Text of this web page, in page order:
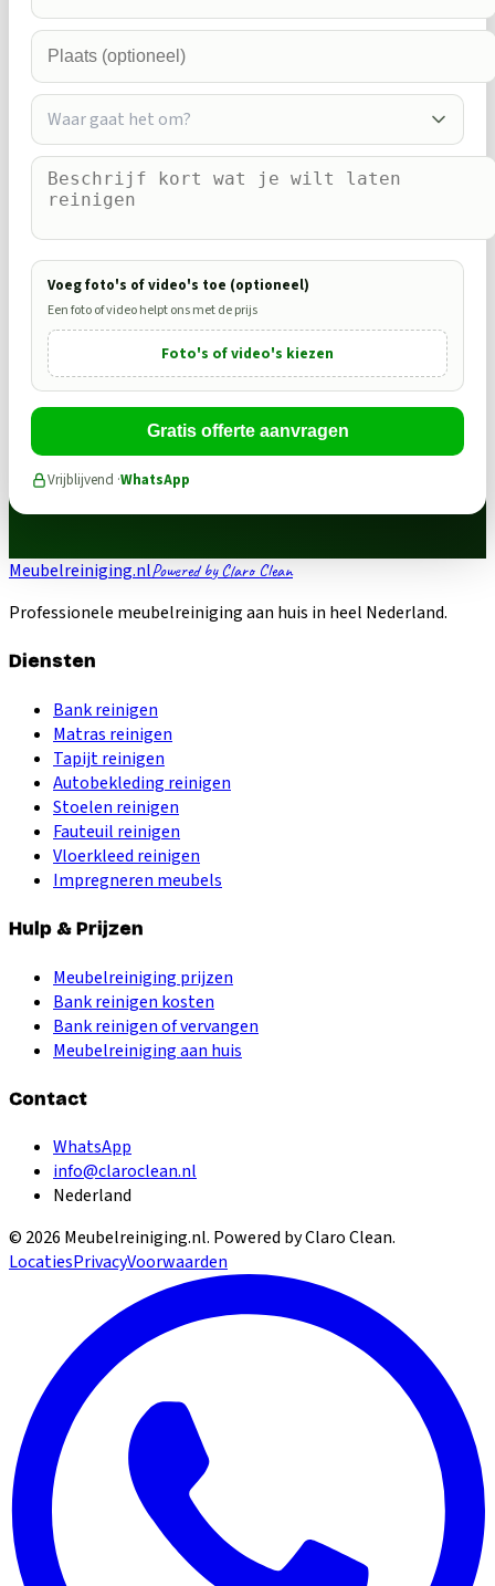
Waar gaat het om?
Voeg foto's of video's toe (optioneel)
Een foto of video helpt ons met de prijs
Foto's of video's kiezen
Gratis offerte aanvragen
Vrijblijvend ·WhatsApp
Meubelreiniging.nlPowered by Claro Clean
Professionele meubelreiniging aan huis in heel Nederland.
Diensten
Bank reinigen
Matras reinigen
Tapijt reinigen
Autobekleding reinigen
Stoelen reinigen
Fauteuil reinigen
Vloerkleed reinigen
Impregneren meubels
Hulp & Prijzen
Meubelreiniging prijzen
Bank reinigen kosten
Bank reinigen of vervangen
Meubelreiniging aan huis
Contact
WhatsApp
info@claroclean.nl
Nederland
© 2026 Meubelreiniging.nl. Powered by Claro Clean.
LocatiesPrivacyVoorwaarden